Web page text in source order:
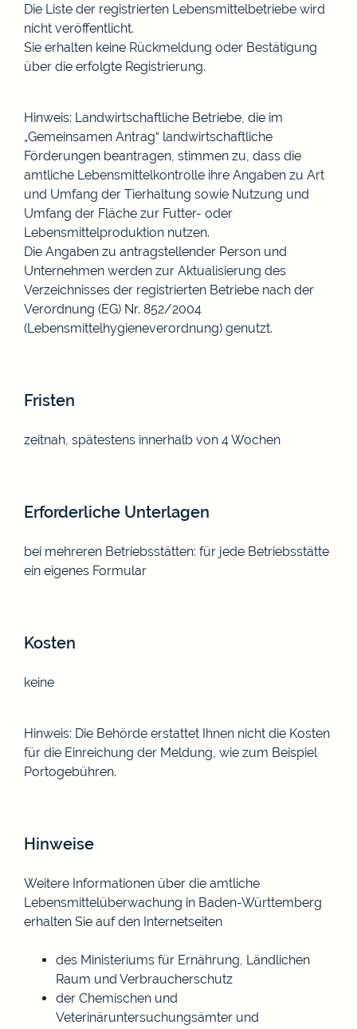
Die Liste der registrierten Lebensmittelbetriebe wird
nicht veröffentlicht.
Sie erhalten keine Rückmeldung oder Bestätigung
über die erfolgte Registrierung.
Hinweis: Landwirtschaftliche Betriebe, die im
„Gemeinsamen Antrag“ landwirtschaftliche
Förderungen beantragen, stimmen zu, dass die
amtliche Lebensmittelkontrolle ihre Angaben zu Art
und Umfang der Tierhaltung sowie Nutzung und
Umfang der Fläche zur Futter- oder
Lebensmittelproduktion nutzen.
Die Angaben zu antragstellender Person und
Unternehmen werden zur Aktualisierung des
Verzeichnisses der registrierten Betriebe nach der
Verordnung (EG) Nr. 852/2004
(Lebensmittelhygieneverordnung) genutzt.
Fristen
zeitnah, spätestens innerhalb von 4 Wochen
Erforderliche Unterlagen
bei mehreren Betriebsstätten: für jede Betriebsstätte
ein eigenes Formular
Kosten
keine
Hinweis: Die Behörde erstattet Ihnen nicht die Kosten
für die Einreichung der Meldung, wie zum Beispiel
Portogebühren.
Hinweise
Weitere Informationen über die amtliche
Lebensmittelüberwachung in Baden-Württemberg
erhalten Sie auf den Internetseiten
des Ministeriums für Ernährung, Ländlichen
Raum und Verbraucherschutz
der Chemischen und
Veterinäruntersuchungsämter und